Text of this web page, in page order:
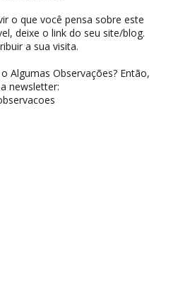
o que você pensa sobre este
deixe o link do seu site/blog.
a sua visita.
Algumas Observações? Então,
newsletter: